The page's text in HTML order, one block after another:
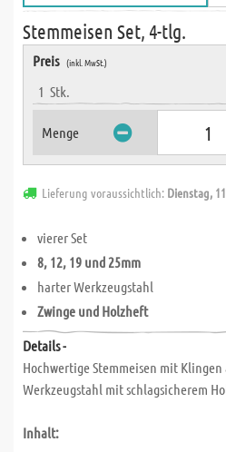
Stemmeisen Set, 4-tlg.
Preis (inkl. MwSt.)
1 Stk.
Menge
Lieferung voraussichtlich: Dienstag,
vierer Set
8, 12, 19 und 25mm
harter Werkzeugstahl
Zwinge und Holzheft
Details -
Hochwertige Stemmeisen mit
Werkzeugstahl mit schlagsicherem
Inhalt: